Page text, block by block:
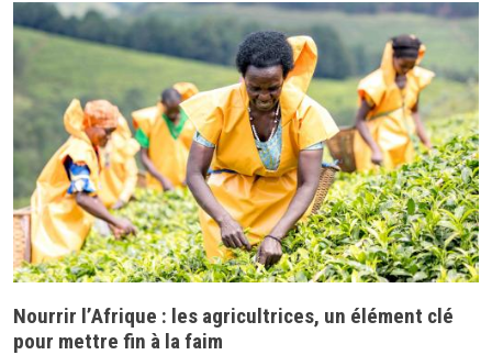
Nourrir l’Afrique : les agricultrices, un élément clé
pour mettre fin à la faim